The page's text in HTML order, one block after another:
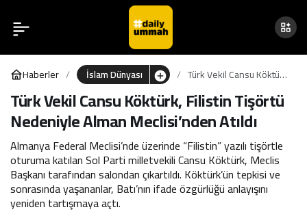
Haberler İslam Dünyası
Türk Vekil Cansu Köktürk,
Filistin Tişörtü Nedeniyle
Alman Meclisi’nden Atıldı
Türk Vekil Cansu Köktürk, Filistin Tişörtü
Nedeniyle Alman Meclisi’nden Atıldı
Almanya Federal Meclisi’nde üzerinde “Filistin” yazılı tişörtle
oturuma katılan Sol Parti milletvekili Cansu Köktürk, Meclis
Başkanı tarafından salondan çıkartıldı. Köktürk’ün tepkisi ve
sonrasında yaşananlar, Batı’nın ifade özgürlüğü anlayışını
yeniden tartışmaya açtı.
Türk Vekil Cansu Köktürk,
Filistin Tişörtü Nedeniyle
Alman Meclisi’nden Atıldı
0